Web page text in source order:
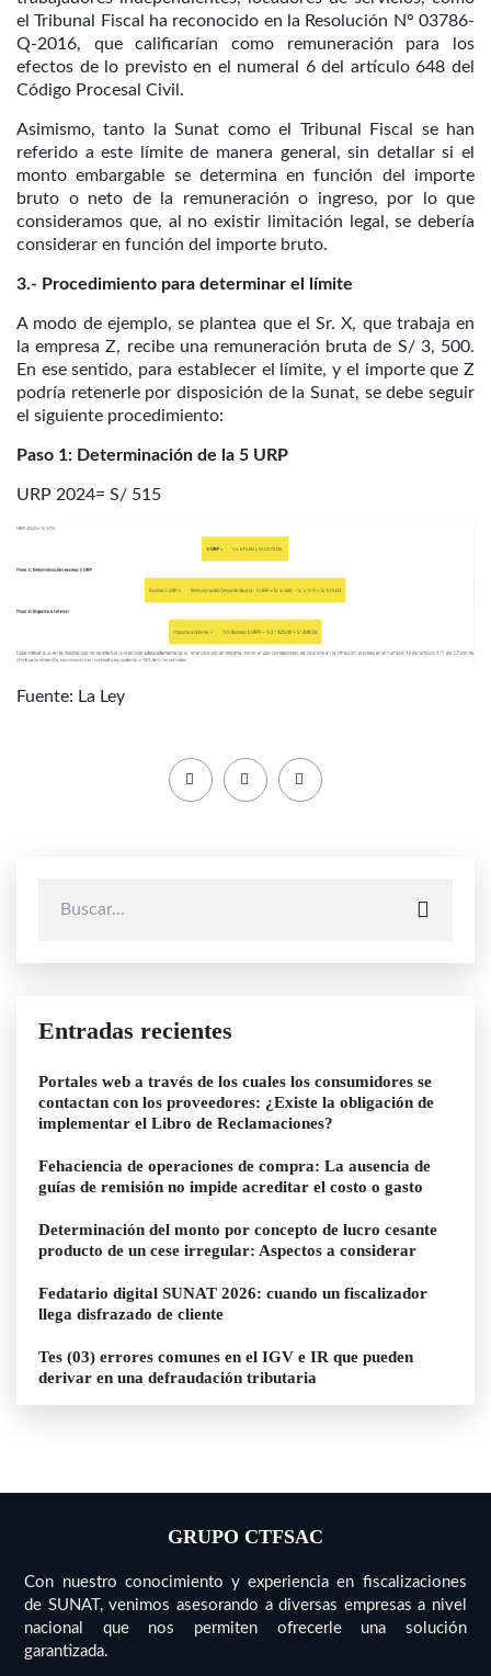
el Tribunal Fiscal ha reconocido en la Resolución N° 03786-
Q-2016, que calificarían como remuneración para los
efectos de lo previsto en el numeral 6 del artículo 648 del
Código Procesal Civil.
Asimismo, tanto la Sunat como el Tribunal Fiscal se han
referido a este límite de manera general, sin detallar si el
monto embargable se determina en función del importe
bruto o neto de la remuneración o ingreso, por lo que
consideramos que, al no existir limitación legal, se debería
considerar en función del importe bruto.
3.- Procedimiento para determinar el límite
A modo de ejemplo, se plantea que el Sr. X, que trabaja en
la empresa Z, recibe una remuneración bruta de S/ 3, 500.
En ese sentido, para establecer el límite, y el importe que Z
podría retenerle por disposición de la Sunat, se debe seguir
el siguiente procedimiento:
Paso 1: Determinación de la 5 URP
URP 2024= S/ 515
Fuente: La Ley
Entradas recientes
Portales web a través de los cuales los consumidores se
contactan con los proveedores: ¿Existe la obligación de
implementar el Libro de Reclamaciones?
Fehaciencia de operaciones de compra: La ausencia de
guías de remisión no impide acreditar el costo o gasto
Determinación del monto por concepto de lucro cesante
producto de un cese irregular: Aspectos a considerar
Fedatario digital SUNAT 2026: cuando un fiscalizador
llega disfrazado de cliente
Tes (03) errores comunes en el IGV e IR que pueden
derivar en una defraudación tributaria
GRUPO CTFSAC
Con nuestro conocimiento y experiencia en fiscalizaciones
de SUNAT, venimos asesorando a diversas empresas a nivel
nacional que nos permiten ofrecerle una solución
garantizada.